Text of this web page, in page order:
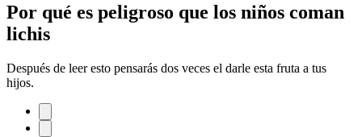
Por qué es peligroso que los niños coman
lichis
Después de leer esto pensarás dos veces el darle esta fruta a tus
hijos.